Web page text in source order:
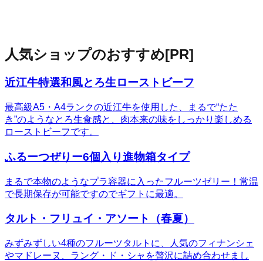
人気ショップのおすすめ[PR]
近江牛特選和風とろ生ローストビーフ
最高級A5・A4ランクの近江牛を使用した、まるで“たた
き”のようなとろ生食感と、肉本来の味をしっかり楽しめる
ローストビーフです。
ふるーつぜりー6個入り進物箱タイプ
まるで本物のようなプラ容器に入ったフルーツゼリー！常温
で長期保存が可能ですのでギフトに最適。
タルト・フリュイ・アソート（春夏）
みずみずしい4種のフルーツタルトに、人気のフィナンシェ
やマドレーヌ、ラング・ド・シャを贅沢に詰め合わせまし